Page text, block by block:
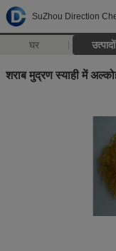
SuZhou Direction
घर उत्पादों
शराब मुद्रण स्याही में